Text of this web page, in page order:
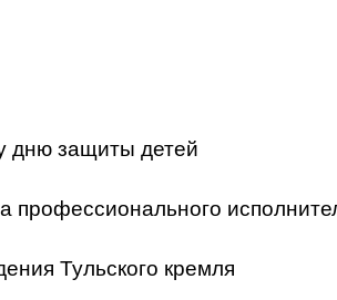
дню защиты детей
Тульского кремля